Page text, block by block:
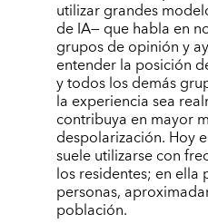
utilizar grandes
de IA— que habla en
grupos de opinión y
entender la posición
y todos los demás
la experiencia sea
contribuya en mayor
despolarización. Hoy
suele utilizarse con
los residentes; en
personas,
población.